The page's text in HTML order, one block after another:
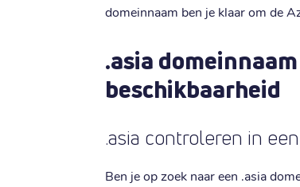
domeinnaam ben je klaar om de
.asia
beschikbaarheid
.asia controleren in
Ben je op zoek naar een .asia